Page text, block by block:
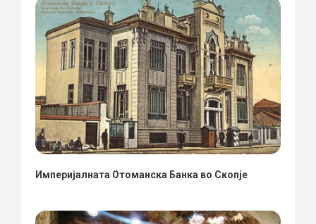
Империјалната Отоманска Банка во Скопје